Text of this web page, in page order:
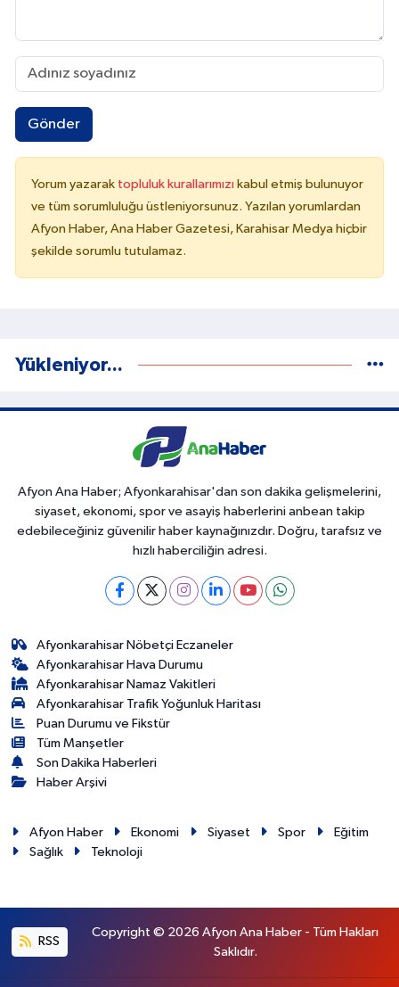
Gönder
Yorum yazarak topluluk kurallarımızı kabul etmiş bulunuyor
ve tüm sorumluluğu üstleniyorsunuz. Yazılan yorumlardan
Afyon Haber, Ana Haber Gazetesi, Karahisar Medya hiçbir
şekilde sorumlu tutulamaz.
Yükleniyor...
Afyon Ana Haber; Afyonkarahisar'dan son dakika gelişmelerini,
siyaset, ekonomi, spor ve asayiş haberlerini anbean takip
edebileceğiniz güvenilir haber kaynağınızdır. Doğru, tarafsız ve
hızlı haberciliğin adresi.
Afyonkarahisar Nöbetçi Eczaneler
Afyonkarahisar Hava Durumu
Afyonkarahisar Namaz Vakitleri
Afyonkarahisar Trafik Yoğunluk Haritası
Puan Durumu ve Fikstür
Tüm Manşetler
Son Dakika Haberleri
Haber Arşivi
Afyon Haber Ekonomi Siyaset Spor
Eğitim
Sağlık
Teknoloji
RSS
Copyright © 2026 Afyon Ana Haber - Tüm Hakları
Saklıdır.